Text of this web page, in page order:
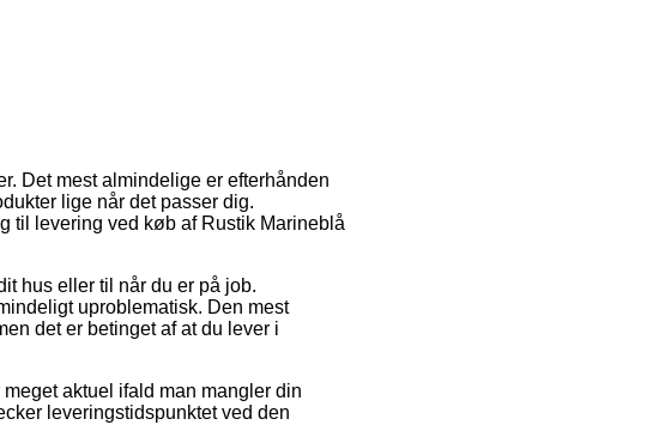
Det mest almindelige er efterhånden
lige når det passer dig.
til levering ved køb af Rustik Marineblå
hus eller til når du er på job.
uproblematisk. Den mest
det er betinget af at du lever i
aktuel ifald man mangler din
leveringstidspunktet ved den